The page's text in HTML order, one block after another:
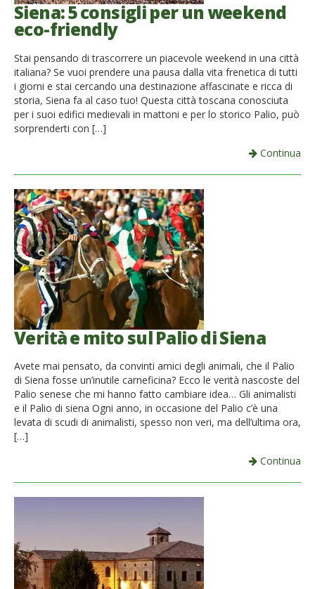
Siena: 5 consigli per un weekend
eco-friendly
Stai pensando di trascorrere un piacevole weekend in una città
italiana? Se vuoi prendere una pausa dalla vita frenetica di tutti
i giorni e stai cercando una destinazione affascinate e ricca di
storia, Siena fa al caso tuo! Questa città toscana conosciuta
per i suoi edifici medievali in mattoni e per lo storico Palio, può
sorprenderti con […]
Continua
Verità e mito sul Palio di Siena
Avete mai pensato, da convinti amici degli animali, che il Palio
di Siena fosse un’inutile carneficina? Ecco le verità nascoste del
Palio senese che mi hanno fatto cambiare idea… Gli animalisti
e il Palio di siena Ogni anno, in occasione del Palio c’è una
levata di scudi di animalisti, spesso non veri, ma dell’ultima ora,
[…]
Continua